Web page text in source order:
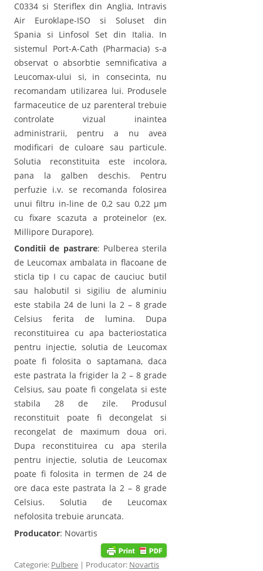
C0334 si Steriflex din Anglia, Intravis
Air Euroklape-ISO si Soluset din
Spania si Linfosol Set din Italia. In
sistemul Port-A-Cath (Pharmacia) s-a
observat o absorbtie semnificativa a
Leucomax-ului si, in consecinta, nu
recomandam utilizarea lui. Produsele
farmaceutice de uz parenteral trebuie
controlate vizual inaintea
administrarii, pentru a nu avea
modificari de culoare sau particule.
Solutia reconstituita este incolora,
pana la galben deschis. Pentru
perfuzie i.v. se recomanda folosirea
unui filtru in-line de 0,2 sau 0,22 µm
cu fixare scazuta a proteinelor (ex.
Millipore Durapore).
Conditii de pastrare: Pulberea sterila
de Leucomax ambalata in flacoane de
sticla tip I cu capac de cauciuc butil
sau halobutil si sigiliu de aluminiu
este stabila 24 de luni la 2 – 8 grade
Celsius ferita de lumina. Dupa
reconstituirea cu apa bacteriostatica
pentru injectie, solutia de Leucomax
poate fi folosita o saptamana, daca
este pastrata la frigider la 2 – 8 grade
Celsius, sau poate fi congelata si este
stabila 28 de zile. Produsul
reconstituit poate fi decongelat si
recongelat de maximum doua ori.
Dupa reconstituirea cu apa sterila
pentru injectie, solutia de Leucomax
poate fi folosita in termen de 24 de
ore daca este pastrata la 2 – 8 grade
Celsius. Solutia de Leucomax
nefolosita trebuie aruncata.
Producator: Novartis
Categorie: Pulbere | Producator: Novartis